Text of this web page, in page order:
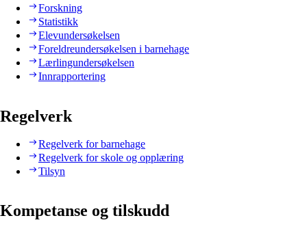
Forskning
Statistikk
Elevundersøkelsen
Foreldreundersøkelsen i barnehage
Lærlingundersøkelsen
Innrapportering
Regelverk
Regelverk for barnehage
Regelverk for skole og opplæring
Tilsyn
Kompetanse og tilskudd